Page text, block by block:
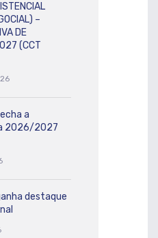
–
DE
(CCT
a
2026/2027
destaque